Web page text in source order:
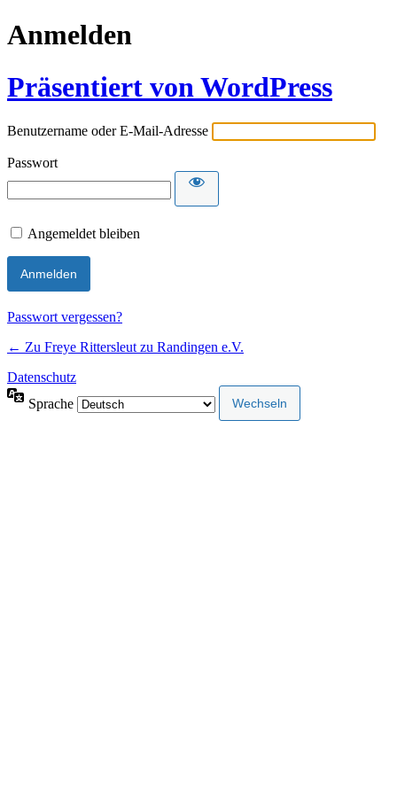
Anmelden
Präsentiert von WordPress
Benutzername oder E-Mail-Adresse
Passwort
Angemeldet bleiben
Passwort vergessen?
← Zu Freye Rittersleut zu Randingen e.V.
Datenschutz
Sprache